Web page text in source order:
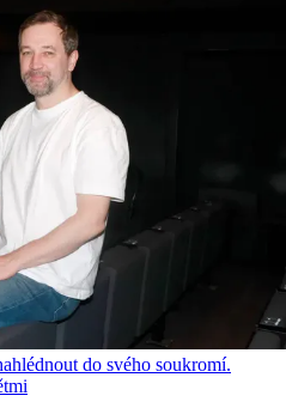
do svého soukromí.